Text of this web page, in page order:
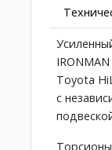
Toyota
с